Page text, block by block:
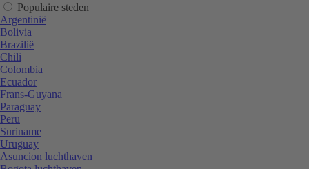
Populaire steden
Argentinië
Bolivia
Brazilië
Chili
Colombia
Ecuador
Frans-Guyana
Paraguay
Peru
Suriname
Uruguay
Asuncion luchthaven